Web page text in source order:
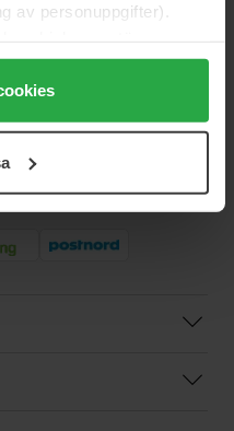
av personuppgifter).
cookies" accepterar du
kan anpassa
när som helst återkalla
direkte i din indbakke?